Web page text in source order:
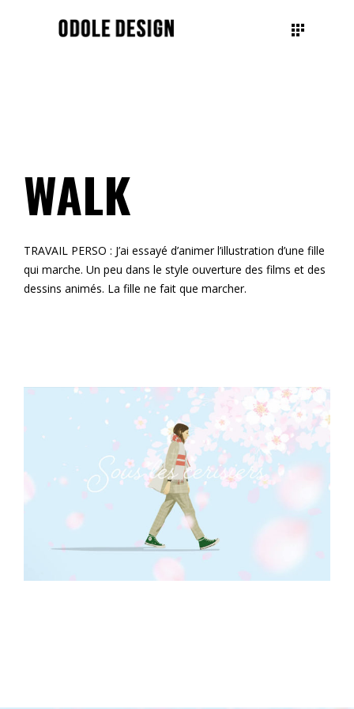
WALK
TRAVAIL PERSO : J’ai essayé d’animer l’illustration d’une fille
qui marche. Un peu dans le style ouverture des films et des
dessins animés. La fille ne fait que marcher.